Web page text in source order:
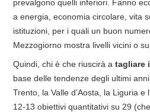
prevalgono quelli inferiori. Fanno
a energia, economia circolare, vita
istituzioni, per i quali un buon
Mezzogiorno mostra livelli vicini o
Quindi, chi è che riuscirà a tagliare
base delle tendenze degli ultimi
Trento, la Valle d’Aosta, la Liguria e
12-13 obiettivi quantitativi su 29